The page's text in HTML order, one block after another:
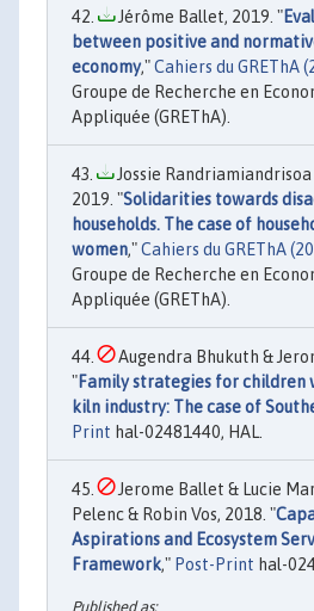
Jérôme Ballet, 2019. "
between positive and
economy,"Cahiers du GREThA
Groupe de Recherche en
Appliquée (GREThA).
Jossie
2019. "Solidarities towards
households. The case of
women,"Cahiers du GREThA
Groupe de Recherche en
Appliquée (GREThA).
Augendra Bhukuth &
"Family strategies for
kiln industry: The case of
Print hal-02481440, HAL.
Jerome Ballet & Lucie
Pelenc & Robin Vos, 2018. "
Aspirations and Ecosystem
Framework," Post-Print hal-